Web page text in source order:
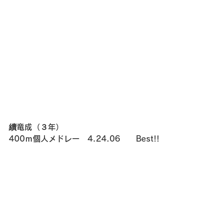
續竜成（３年）
400ｍ個人メドレー　4.24.06　　Best!!